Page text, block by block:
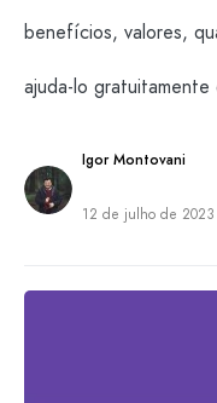
benefícios, valores,
ajuda-lo gratuitamente
Igor Montovani
12 de julho de 2023